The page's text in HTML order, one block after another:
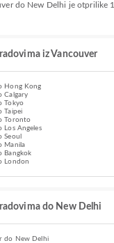
do New Delhi je otprilike
iz Vancouver
Hong Kong
Calgary
Tokyo
Taipei
Toronto
Los Angeles
Seoul
Manila
Bangkok
London
do New Delhi
do New Delhi